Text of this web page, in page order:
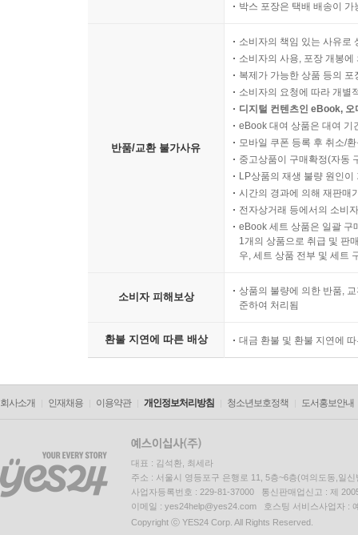
박스 포장은 택배 배송이
반품/교환 불가사유
소비자의 책임 있는 사유로
소비자의 사용, 포장 개봉
복제가 가능한 상품 등의
소비자의 요청에 따라 개별
디지털 컨텐츠인 eBook,
eBook 대여 상품은 대여 기
모바일 쿠폰 등록 후 취소/
중고상품이 구매확정(자동
LP상품의 재생 불량 원인
시간의 경과에 의해 재판매
전자상거래 등에서의 소비
eBook 세트 상품은 일괄 구
1개의 상품으로 취급 및 판
우, 세트 상품 전부 및 세트
소비자 피해보상
상품의 불량에 의한 반품,
준하여 처리됨
환불 지연에 따른 배상 대금 환불 및 환불 지연에
회사소개 인재채용 이용약관 개인정보처리방침 청소년보호정책 도서홍보안내
대표 : 김석환, 최세라
주소 : 서울시 영등포구 은행로 11, 5층~6층(여의도동,일신
사업자등록번호 : 229-81-37000 통신판매업신고 : 제
이메일 : yes24help@yes24.com 호스팅 서비스사업자 :
Copyright ⓒ YES24 Corp. All Rights Reserved.